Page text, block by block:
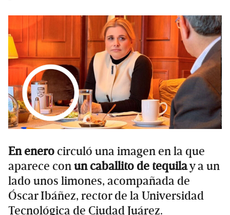
En enero circuló una imagen en la que
aparece conun caballito de tequilay a un
lado unos limones, acompañada de
Óscar Ibáñez, rector de la Universidad
Tecnológica de Ciudad Juárez.